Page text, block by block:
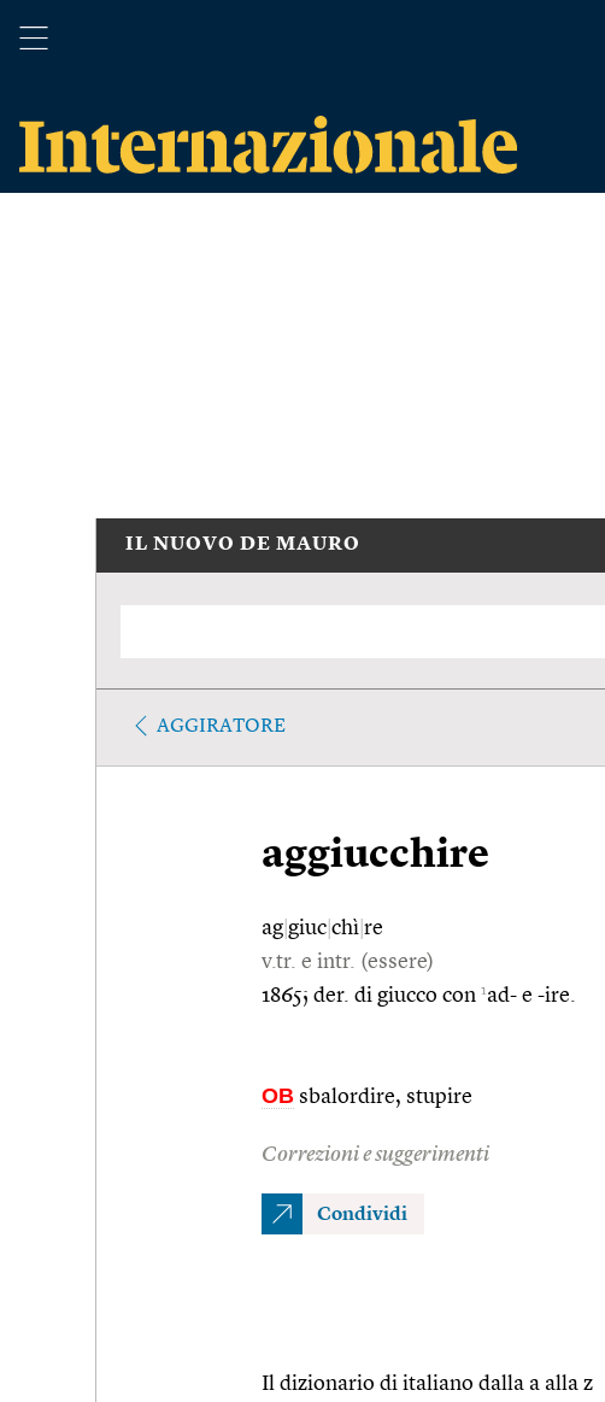
IL NUOVO DE MAURO
AGGIRATORE
aggiucchire
ag giuc chì re
v.tr. e intr. (essere)
1865; der. di giucco con 1ad- e -ire.
OB sbalordire, stupire
Correzioni e suggerimenti
Condividi
Il dizionario di italiano dalla a alla z